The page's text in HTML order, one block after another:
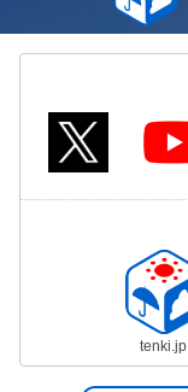
tenki.jp